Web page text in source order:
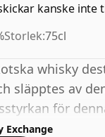
kanske inte
Storlek:75cl
whisky
släpptes av
för
om många
Exchange